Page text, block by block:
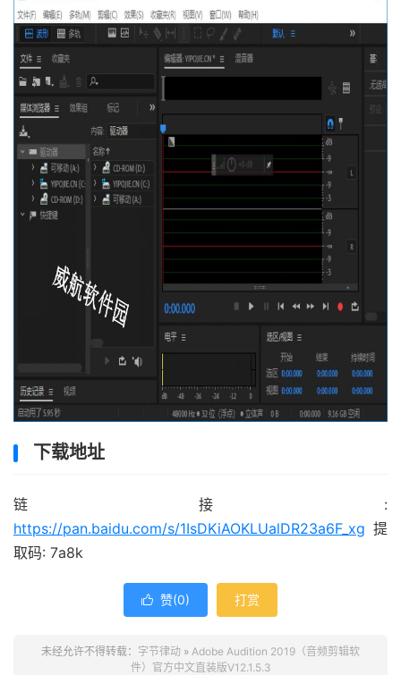
下载地址
链接:
https://pan.baidu.com/s/1IsDKiAOKLUalDR23a6F_xg 提
取码: 7a8k
 赞(0) 打赏
未经允许不得转载： 字节律动 » Adobe Audition 2019（音频剪辑软
件）官方中文直装版V12.1.5.3